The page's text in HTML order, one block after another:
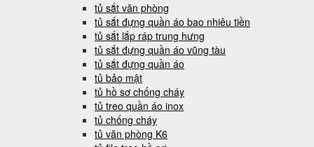
tủ sắt văn phòng
tủ sắt đựng quần áo bao nhiêu tiền
tủ sắt lắp ráp trung hưng
tủ sắt đựng quần áo vũng tàu
tủ sắt đựng quần áo
tủ bảo mật
tủ hồ sơ chống cháy
tủ treo quần áo inox
tủ chống cháy
tủ văn phòng K6